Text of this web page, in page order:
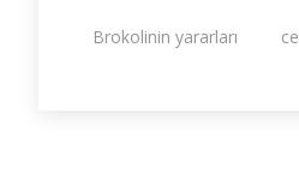
Brokolinin yararları